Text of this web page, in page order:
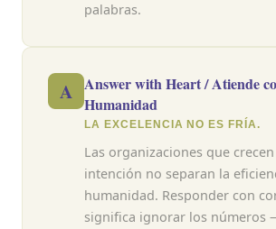
palabras.
A Answer with Heart / Atiende
Humanidad
LA EXCELENCIA NO ES FRÍA.
Las organizaciones que
intención no separan la
humanidad. Responder con
significa ignorar los números